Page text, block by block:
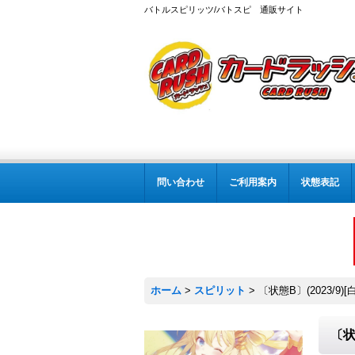
バトルスピリッツ/バトスピ 通販サイト
問い合わせ ご利用案内 状態表記
ホーム > スピリット > 〔状態B〕(2023/
〔